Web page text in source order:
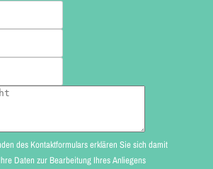
des Kontaktformulars erklären Sie sich damit